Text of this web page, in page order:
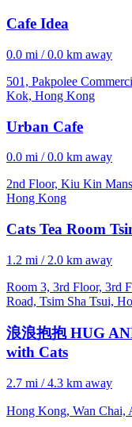
Cafe Idea
0.0 mi / 0.0 km away
501, Pakpolee
Kok, Hong Kong
Urban Cafe
0.0 mi / 0.0 km away
2nd Floor, Kiu Kin
Hong Kong
Cats Tea Room
1.2 mi / 2.0 km away
Room 3, 3rd Floor, 3rd
Road, Tsim Sha Tsui,
浪浪抱抱 HUG
with Cats
2.7 mi / 4.3 km away
Hong Kong, Wan